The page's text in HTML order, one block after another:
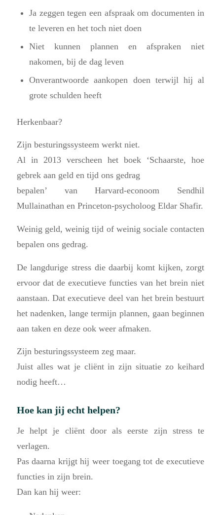
Ja zeggen tegen een afspraak om documenten in
te leveren en het toch niet doen
Niet kunnen plannen en afspraken niet
nakomen, bij de dag leven
Onverantwoorde aankopen doen terwijl hij al
grote schulden heeft
Herkenbaar?
Zijn besturingssysteem werkt niet.
Al in 2013 verscheen het boek ‘Schaarste, hoe
gebrek aan geld en tijd ons gedrag
bepalen’ van Harvard-econoom Sendhil
Mullainathan en Princeton-psycholoog Eldar Shafir.
Weinig geld, weinig tijd of weinig sociale contacten
bepalen ons gedrag.
De langdurige stress die daarbij komt kijken, zorgt
ervoor dat de executieve functies van het brein niet
aanstaan. Dat executieve deel van het brein bestuurt
het nadenken, lange termijn plannen, gaan beginnen
aan taken en deze ook weer afmaken.
Zijn besturingssysteem zeg maar.
Juist alles wat je cliënt in zijn situatie zo keihard
nodig heeft…
Hoe kan jij echt helpen?
Je helpt je cliënt door als eerste zijn stress te
verlagen.
Pas daarna krijgt hij weer toegang tot de executieve
functies in zijn brein.
Dan kan hij weer: